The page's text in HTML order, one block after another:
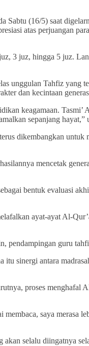
(16/5) saat
atas perjuangan
3 juz, hingga 5 juz.
unggulan Tahfiz yang
dan kecintaan
keagamaan.
sepanjang hayat,”
dikembangkan
mencetak
bentuk evaluasi
ayat-ayat Al-
pendampingan guru
sinergi antara
proses
saya merasa
selalu diingatnya